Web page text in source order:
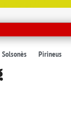
Solsonès Pirineus